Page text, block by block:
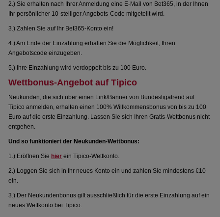
2.) Sie erhalten nach Ihrer Anmeldung eine E-Mail von Bet365, in der Ihnen
Ihr persönlicher 10-stelliger Angebots-Code mitgeteilt wird.
3.) Zahlen Sie auf Ihr Bet365-Konto ein!
4.) Am Ende der Einzahlung erhalten Sie die Möglichkeit, Ihren
Angebotscode einzugeben.
5.) Ihre Einzahlung wird verdoppelt bis zu 100 Euro.
Wettbonus-Angebot auf Tipico
Neukunden, die sich über einen Link/Banner von Bundesligatrend auf
Tipico anmelden, erhalten einen 100% Willkommensbonus von bis zu 100
Euro auf die erste Einzahlung. Lassen Sie sich Ihren Gratis-Wettbonus nicht
entgehen.
Und so funktioniert der Neukunden-Wettbonus:
1.) Eröffnen Sie hier ein Tipico-Wettkonto.
2.) Loggen Sie sich in Ihr neues Konto ein und zahlen Sie mindestens €10
ein.
3.) Der Neukundenbonus gilt ausschließlich für die erste Einzahlung auf ein
neues Wettkonto bei Tipico.